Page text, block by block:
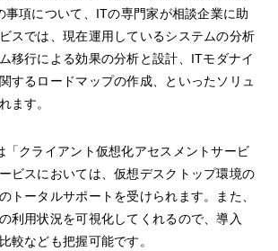
事項について、ITの専門家が相談企業に助
スでは、現在運用しているシステムの分析
移行による効果の分析と設計、ITモダナイ
するロードマップの作成、といったソリュ
ます。
「クライアント仮想化アセスメントサービ
ビスにおいては、仮想デスクトップ環境の
トータルサポートを受けられます。また、
利用状況を可視化してくれるので、導入
較なども把握可能です。